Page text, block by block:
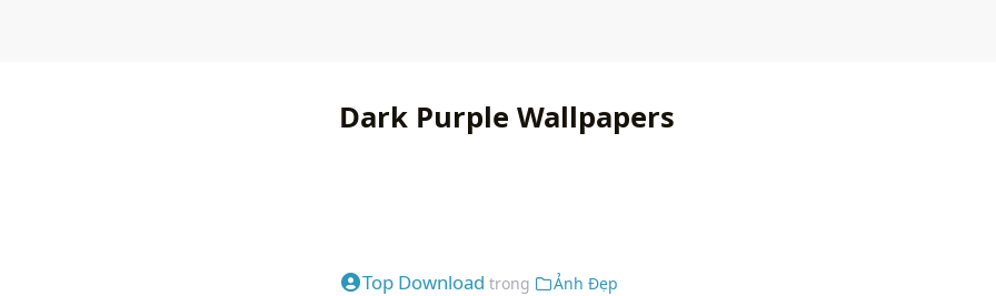
Dark Purple Wallpapers
Top Download trong
Ảnh Đẹp